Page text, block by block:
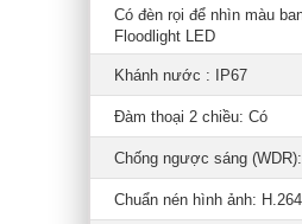
Có đèn rọi để nhìn màu
Floodlight LED
Khánh nước : IP67
Đàm thoại 2 chiều: Có
Chống ngược sáng
Chuẩn nén hình ảnh: